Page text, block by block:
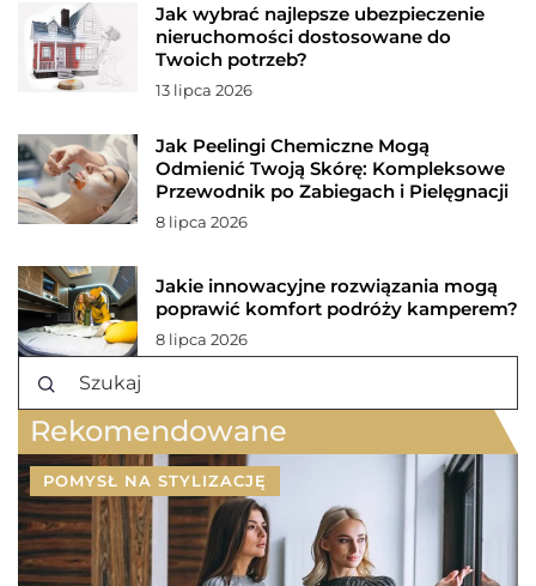
Jak wybrać najlepsze ubezpieczenie
nieruchomości dostosowane do
Twoich potrzeb?
13 lipca 2026
Jak Peelingi Chemiczne Mogą
Odmienić Twoją Skórę: Kompleksowe
Przewodnik po Zabiegach i Pielęgnacji
8 lipca 2026
Jakie innowacyjne rozwiązania mogą
poprawić komfort podróży kamperem?
8 lipca 2026
Rekomendowane
POMYSŁ NA STYLIZACJĘ